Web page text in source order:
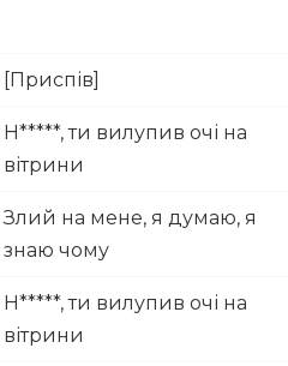
[Приспів]
Н*****, ти вилупив очі на
вітрини
Злий на мене, я думаю, я
знаю чому
Н*****, ти вилупив очі на
вітрини